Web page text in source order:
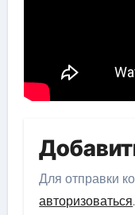
Для отправки
авторизоваться.